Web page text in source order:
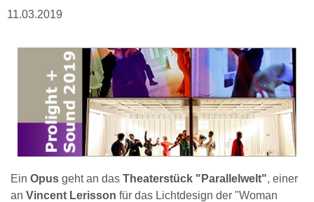
11.03.2019
Ein Opus geht an das Theaterstück "Parallelwelt", einer
an Vincent Lerisson für das Lichtdesign der "Woman